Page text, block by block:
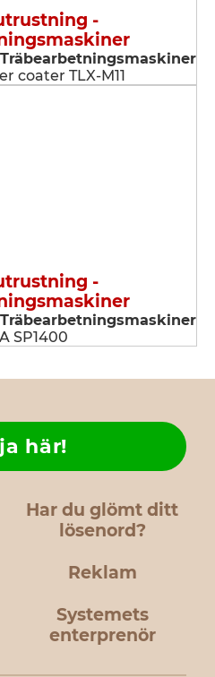
-
coater TLX-M11
-
SP1400
Har du glömt ditt
lösenord?
här!
Reklam
Systemets
enterprenör